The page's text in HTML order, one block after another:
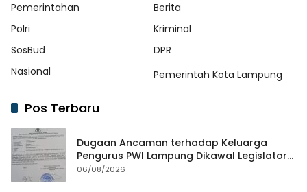
Pemerintahan
Berita
Polri
Kriminal
SosBud
DPR
Nasional
Pemerintah Kota Lampung
Pos Terbaru
Dugaan Ancaman terhadap Keluarga
Pengurus PWI Lampung Dikawal Legislator
dan Jurnalis
06/08/2026